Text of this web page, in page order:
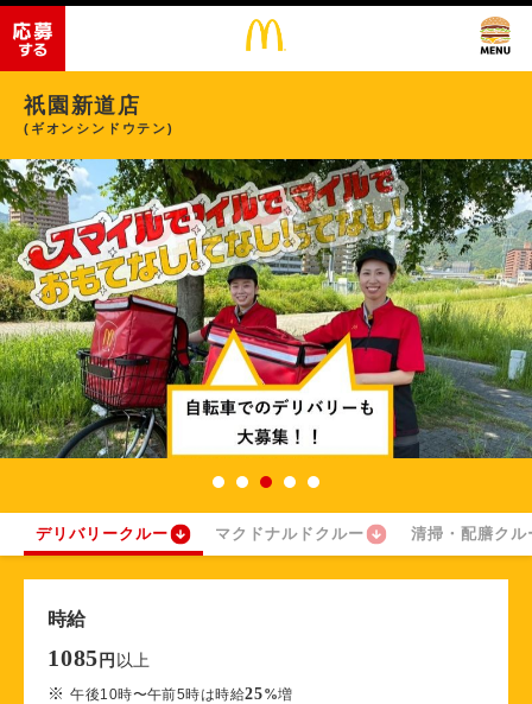
祇園新道店
(ギオンシンドウテン)
デリバリークルー マクドナルドクルー 清掃・配膳クル
時給
1085 円 以上
※午後10時〜午前5時は時給25%増